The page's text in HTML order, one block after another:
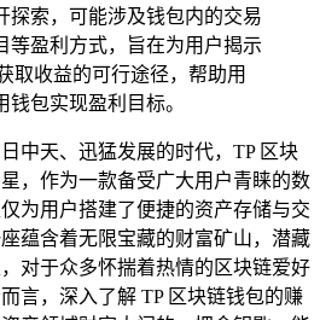
探索，可能涉及钱包内的交易
等盈利方式，旨在为用户揭示
取收益的可行途径，帮助用
钱包实现盈利目标。
中天、迅猛发展的时代，TP 区块
，作为一款备受广大用户青睐的数
为用户搭建了便捷的资产存储与交
蕴含着无限宝藏的财富矿山，潜藏
对于众多怀揣着热情的区块链爱好
言，深入了解 TP 区块链钱包的赚